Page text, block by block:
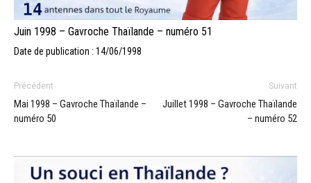
Juin 1998 – Gavroche Thaïlande – numéro 51
Date de publication : 14/06/1998
Précédent
Mai 1998 – Gavroche Thaïlande –
numéro 50
Suivant
Juillet 1998 – Gavroche Thaïlande
– numéro 52